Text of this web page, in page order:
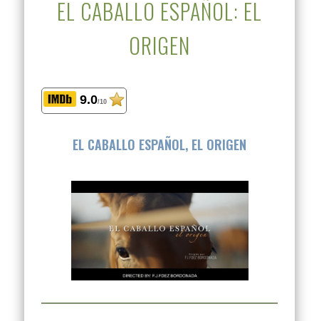
EL CABALLO ESPAÑOL: EL
ORIGEN
9.0/10
EL CABALLO ESPAÑOL, EL ORIGEN